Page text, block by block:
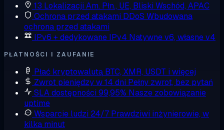
13 Lokalizacji Am. Płn., UE, Bliski Wschód, APAC
Ochrona przed atakami DDoS Wbudowana
ochrona przed atakami
IPv6 + dedykowane IPv4 Natywne v6, własne v4
PŁATNOŚCI I ZAUFANIE
Płać kryptowalutą BTC, XMR, USDT i więcej
Zwrot pieniędzy w 14 dni Pełny zwrot, bez pytań
SLA dostępności 99,95% Nasze zobowiązanie
uptime
Wsparcie ludzi 24/7 Prawdziwi inżynierowie, w
kilka minut